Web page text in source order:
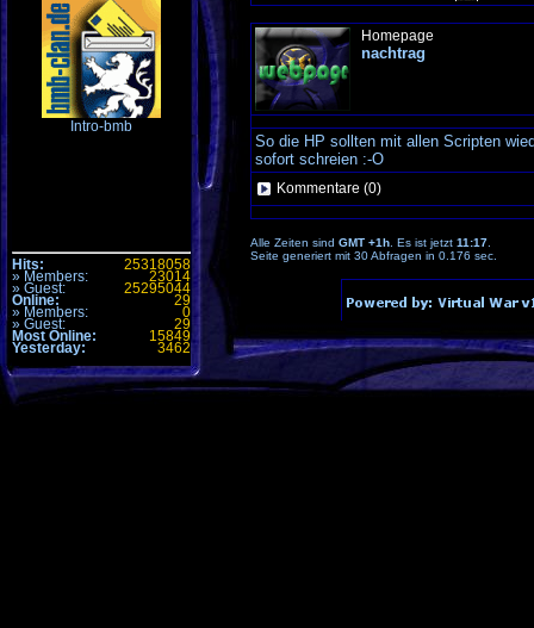
Intro-bmb
Hits: 25318058
» Members: 23014
» Guest: 25295044
Online: 29
» Members: 0
» Guest: 29
Most Online: 15849
Yesterday: 3462
Homepage
nachtrag
So die HP sollten mit allen Scripten
sofort schreien :-O
Kommentare (0)
Alle Zeiten sind GMT +1h . Es ist jetzt 11:17
Seite generiert mit 30 Abfragen in 0.176 sec.